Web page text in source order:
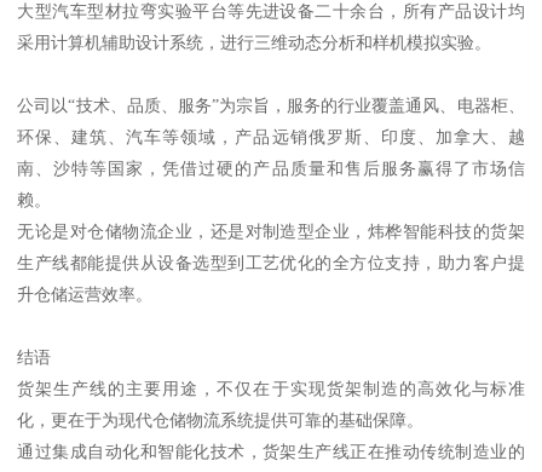
大型汽车型材拉弯实验平台等先进设备二十余台，所有产品设计均
采用计算机辅助设计系统，进行三维动态分析和样机模拟实验。
公司以“技术、品质、服务”为宗旨，服务的行业覆盖通风、电器柜、
环保、建筑、汽车等领域，产品远销俄罗斯、印度、加拿大、越
南、沙特等国家，凭借过硬的产品质量和售后服务赢得了市场信
赖。
无论是对仓储物流企业，还是对制造型企业，炜桦智能科技的货架
生产线都能提供从设备选型到工艺优化的全方位支持，助力客户提
升仓储运营效率。
结语
货架生产线的主要用途，不仅在于实现货架制造的高效化与标准
化，更在于为现代仓储物流系统提供可靠的基础保障。
通过集成自动化和智能化技术，货架生产线正在推动传统制造业的